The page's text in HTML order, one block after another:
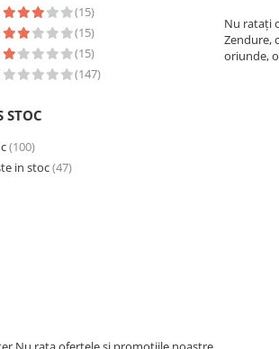
de masura
(15)
(15)
(15)
(147)
STOC
(100)
in stoc(47)
Nu ratați
Zendure,
oriunde,